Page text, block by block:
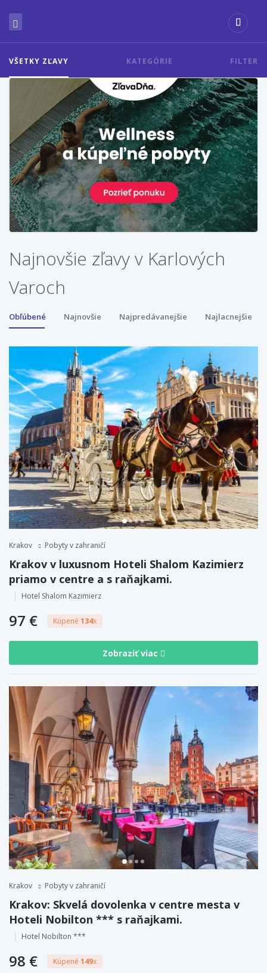
VŠETKY ZĽAVY KATEGÓRIE FILTER
Najnovšie zľavy v Karlových
Varoch
Obľúbené Najnovšie Najpredávanejšie Najlacnejšie
Krakov Pobyty v zahraničí
Krakov v luxusnom Hoteli Shalom Kazimierz
priamo v centre a s raňajkami.
Hotel Shalom Kazimierz
97 € Kúpené 134x
Zobraziť viac
Krakov Pobyty v zahraničí
Krakov: Skvelá dovolenka v centre mesta v
Hoteli Nobilton *** s raňajkami.
Hotel Nobilton ***
98 € Kúpené 149x